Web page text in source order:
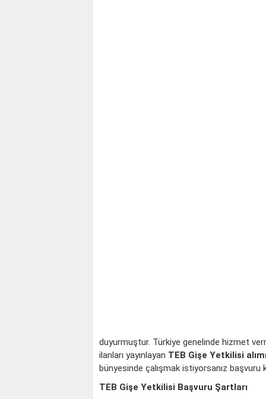
duyurmuştur. Türkiye genelinde hizmet
ilanları yayınlayan TEB Gişe Yetkilisi
bünyesinde çalışmak istiyorsanız
TEB Gişe Yetkilisi Başvuru Şartları